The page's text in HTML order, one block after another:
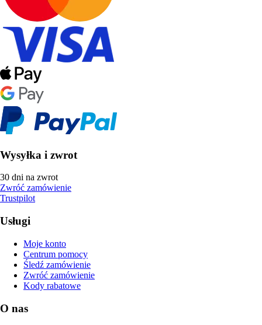
Wysyłka i zwrot
30 dni na zwrot
Zwróć zamówienie
Trustpilot
Usługi
Moje konto
Centrum pomocy
Śledź zamówienie
Zwróć zamówienie
Kody rabatowe
O nas